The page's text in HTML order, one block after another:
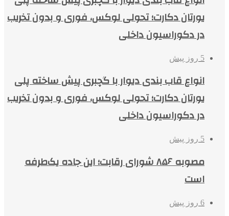
یورتان دکارت؛ تحولی لوکس، فوری و بدون تخریب
در دکوراسیون داخلی
5 روز پیش
انواع قاب بندی دیوار با گچبری پیش ساخته پلی
یورتان دکارت؛ تحولی لوکس، فوری و بدون تخریب
در دکوراسیون داخلی
5 روز پیش
مصوبه ۸۵۶ شورای رقابت؛ این جاده یک‌طرفه
است
6 روز پیش